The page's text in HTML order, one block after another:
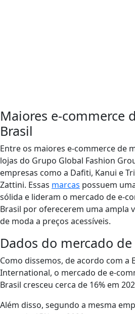
Maiores e-commerce
Brasil
Entre os maiores e-commerce de
lojas do Grupo Global Fashion
empresas como a Dafiti, Kanui e
Zattini. Essas marcas possuem
sólida e lideram o mercado de e-
Brasil por oferecerem uma ampla
de moda a preços acessíveis.
Dados do mercado
Como dissemos, de acordo com a
International, o mercado de e-
Brasil cresceu cerca de 16% em
Além disso, segundo a mesma